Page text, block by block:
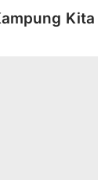
Kita